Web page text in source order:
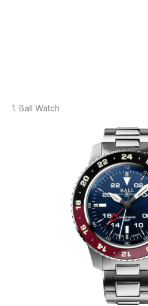
1. Ball Watch